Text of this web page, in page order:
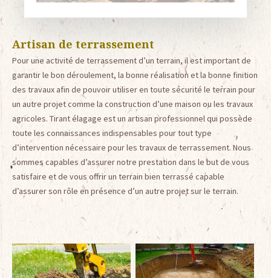
Artisan de terrassement
Pour une activité de terrassement d’un terrain, il est important de
garantir le bon déroulement, la bonne réalisation et la bonne finition
des travaux afin de pouvoir utiliser en toute sécurité le terrain pour
un autre projet comme la construction d’une maison ou les travaux
agricoles. Tirant élagage est un artisan professionnel qui possède
toute les connaissances indispensables pour tout type
d’intervention nécessaire pour les travaux de terrassement. Nous
sommes capables d’assurer notre prestation dans le but de vous
satisfaire et de vous offrir un terrain bien terrassé capable
d’assurer son rôle en présence d’un autre projet sur le terrain.